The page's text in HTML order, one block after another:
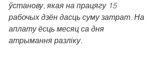
ўстанову, якая на працягу 15
рабочых дзён дасць суму затрат. На
аплату ёсць месяц са дня
атрымання разліку.